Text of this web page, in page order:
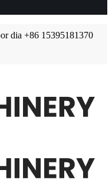
dia +86 15395181370